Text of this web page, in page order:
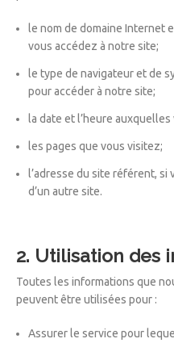
le nom de domaine Internet
vous accédez à notre site;
le type de navigateur et de
pour accéder à notre site;
la date et l’heure
les pages que vous visitez;
l’adresse du site référent,
d’un autre site.
2. Utilisation des
Toutes les informations que
peuvent être utilisées pour :
Assurer le service pour